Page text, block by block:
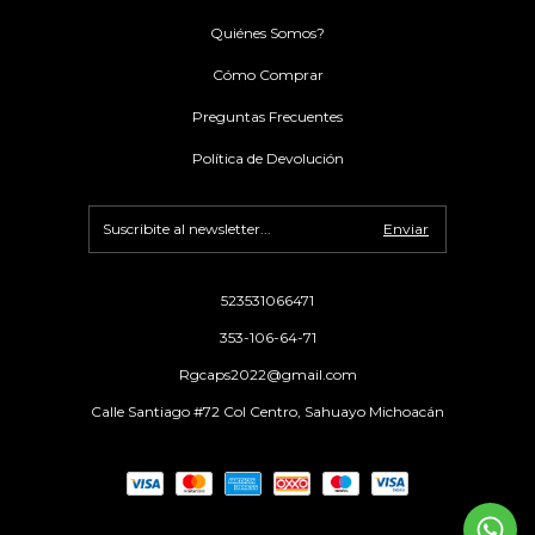
Quiénes Somos?
Cómo Comprar
Preguntas Frecuentes
Política de Devolución
523531066471
353-106-64-71
Rgcaps2022@gmail.com
Calle Santiago #72 Col Centro, Sahuayo Michoacán